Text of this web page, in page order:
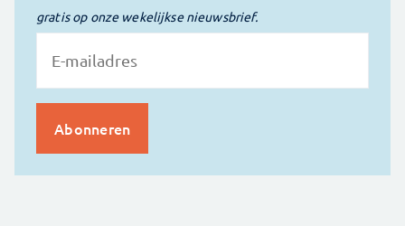
gratis op onze wekelijkse nieuwsbrief.